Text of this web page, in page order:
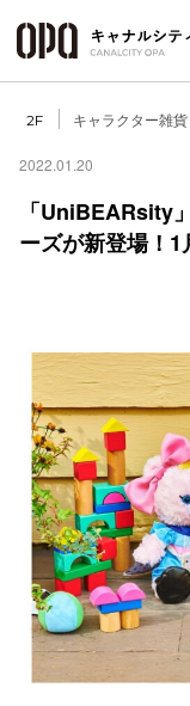
2F キャラクター雑貨
2022.01.20
「UniBEARsity
ーズが新登場！